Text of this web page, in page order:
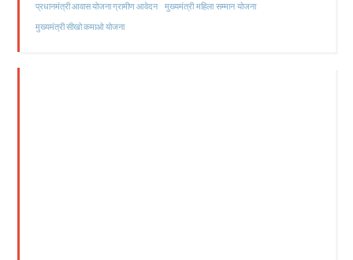
प्रधानमंत्री आवास योजना ग्रामीण आवेदन मुख्यमंत्री महिला सम्मान योजना
मुख्यमंत्री सीखो कमाओ योजना